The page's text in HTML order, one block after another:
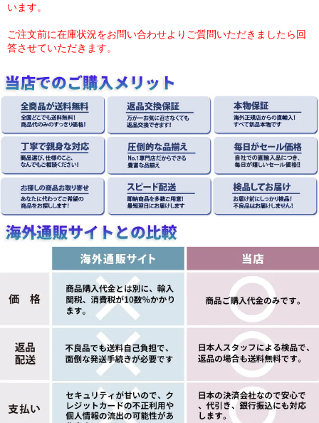
います。
ご注文前に在庫状況をお問い合わせよりご質問いただきましたら回
答させていただきます。